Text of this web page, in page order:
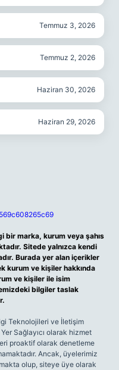
Temmuz 3, 2026
Temmuz 2, 2026
Haziran 30, 2026
Haziran 29, 2026
bir marka, kurum veya şahıs
Sitede yalnızca kendi
Burada yer alan içerikler
kurum ve kişiler hakkında
ve kişiler ile isim
bilgiler taslak
Teknolojileri ve İletişim
Sağlayıcı olarak hizmet
proaktif olarak denetleme
Ancak, üyelerimiz
olup, siteye üye olarak